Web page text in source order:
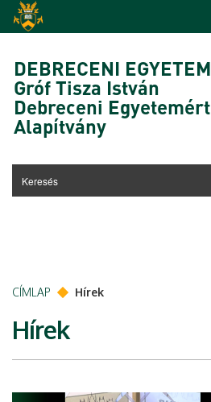
Ugrás a tartalomra
DEBRECENI EGYETEM
Gróf Tisza István
Debreceni Egyetemért
Alapítvány
CÍMLAP Hírek
Hírek